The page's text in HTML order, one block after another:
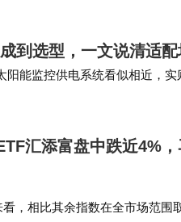
未披露万亿算力工厂及
的星座部署时间限制，
远期的构想：在月球建
优化机制给予充分肯定。 一
到选型，一文说清适
能监控供电系统看似相近，
；需供电+监控+环境监测，选
汇添富盘中跌近4%
看，相比其余指数在全市场范围